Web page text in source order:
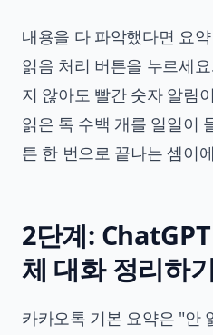
내용을 다 파악했다면 요
읽음 처리 버튼을 누르세
지 않아도 빨간 숫자 알림
읽은 톡 수백 개를 일일이
튼 한 번으로 끝나는 셈이
2단계:
체 대화 정리하기
카카오톡 기본 요약은 "안